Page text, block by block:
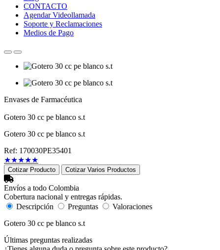
CONTACTO
Agendar Videollamada
Soporte y Reclamaciones
Medios de Pago
Envases de Farmacéutica
Gotero 30 cc pe blanco s.t
Gotero 30 cc pe blanco s.t
Ref: 170030PE35401
★★★★★
Cotizar Producto Cotizar Varios Productos
Envíos a todo Colombia
Cobertura nacional y entregas rápidas.
Descripción
Preguntas
Valoraciones
Gotero 30 cc pe blanco s.t
Últimas preguntas realizadas